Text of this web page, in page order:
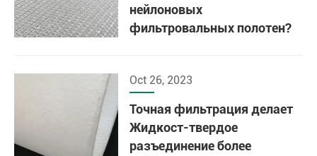
нейлоновых
фильтровальных полотен?
Oct 26, 2023
Точная фильтрация делает
Жидкост-твердое
разъединение более